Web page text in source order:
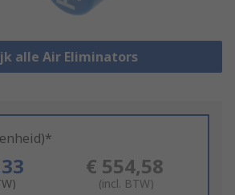
alle Air Eliminators
€ 554,58
(incl. BTW)